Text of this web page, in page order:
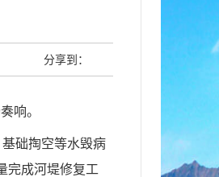
分享到：
响。
础掏空等水毁病
完成河堤修复工